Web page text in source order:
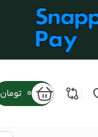
0 تومان